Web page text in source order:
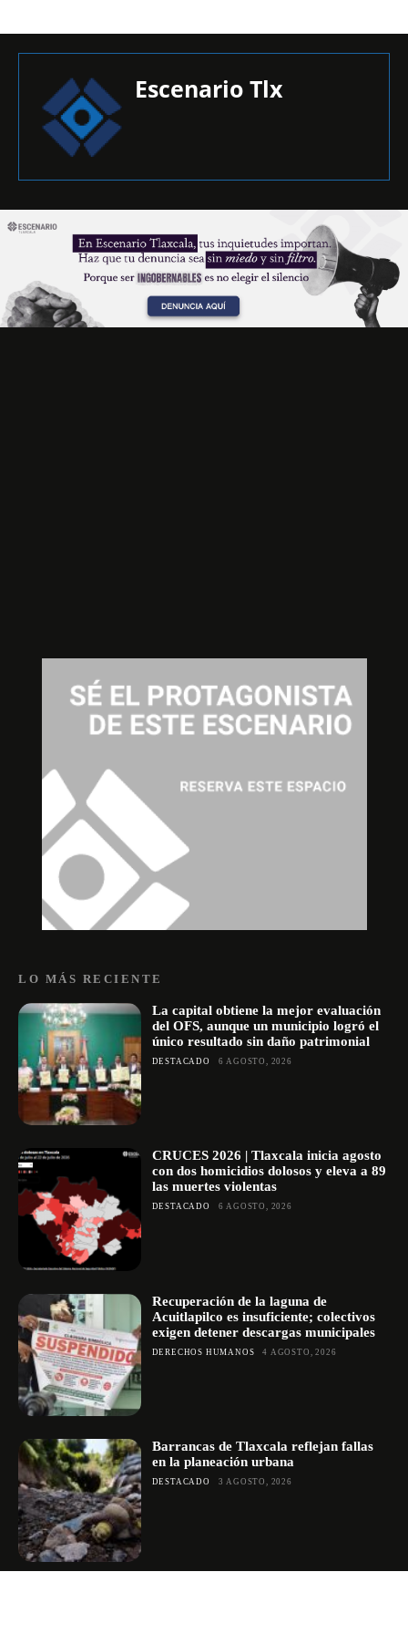
Escenario Tlx
LO MÁS RECIENTE
La capital obtiene la mejor evaluación
del OFS, aunque un municipio logró el
único resultado sin daño patrimonial
DESTACADO 6 AGOSTO, 2026
CRUCES 2026 | Tlaxcala inicia agosto
con dos homicidios dolosos y eleva a 89
las muertes violentas
DESTACADO 6 AGOSTO, 2026
Recuperación de la laguna de
Acuitlapilco es insuficiente; colectivos
exigen detener descargas municipales
DERECHOS HUMANOS 4 AGOSTO, 2026
Barrancas de Tlaxcala reflejan fallas
en la planeación urbana
DESTACADO 3 AGOSTO, 2026